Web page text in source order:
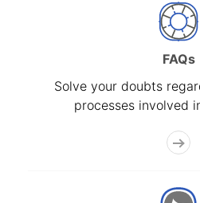
FAQs
Solve your doubts
processes involved